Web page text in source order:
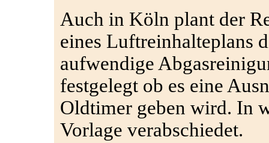
Auch in Köln plant der
eines Luftreinhalteplans
aufwendige
festgelegt ob es eine
Oldtimer geben wird. In
Vorlage verabschiedet.